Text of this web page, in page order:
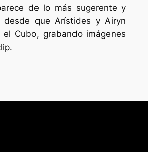
de lo más sugerente y
desde que Arístides y Airyn
Cubo, grabando imágenes